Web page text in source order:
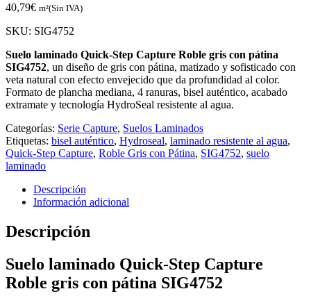
40,79€ m²(Sin IVA)
SKU: SIG4752
Suelo laminado Quick-Step Capture Roble gris con pátina
SIG4752, un diseño de gris con pátina, matizado y sofisticado con
veta natural con efecto envejecido que da profundidad al color.
Formato de plancha mediana, 4 ranuras, bisel auténtico, acabado
extramate y tecnología HydroSeal resistente al agua.
Categorías: Serie Capture, Suelos Laminados
Etiquetas: bisel auténtico, Hydroseal, laminado resistente al agua,
Quick-Step Capture, Roble Gris con Pátina, SIG4752, suelo
laminado
Descripción
Información adicional
Descripción
Suelo laminado Quick-Step Capture
Roble gris con pátina SIG4752